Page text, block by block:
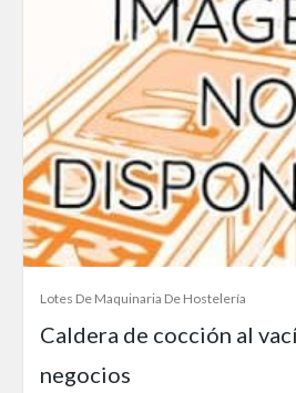
Lotes De Maquinaria De Hostelería
Caldera de cocción al
negocios